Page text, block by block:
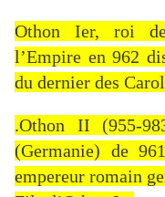
Othon Ier, roi de
l’Empire en 962
du dernier des
.Othon II (955-
(Germanie) de
empereur romain